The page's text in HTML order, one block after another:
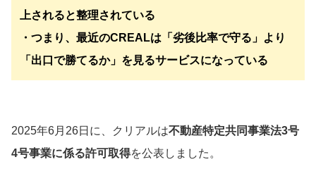
上されると整理されている
・つまり、最近のCREALは「劣後比率で守る」より
「出口で勝てるか」を見るサービスになっている
2025年6月26日に、クリアルは不動産特定共同事業法3号
4号事業に係る許可取得を公表しました。